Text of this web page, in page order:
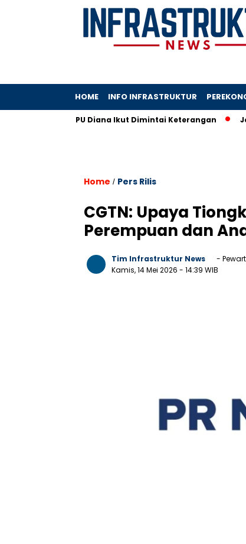
HOME INFO INFRASTRUKTUR
Wamen PU Diana Ikut Dimintai Keterangan John
Home / Pers Rilis
CGTN: Upaya
Perempuan dan
Tim Infrastruktur News
-
Kamis, 14 Mei 2026 - 14:39 WIB